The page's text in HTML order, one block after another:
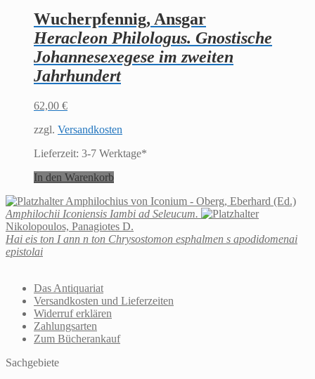
Wucherpfennig, Ansgar
Heracleon Philologus. Gnostische
Johannesexegese im zweiten
Jahrhundert
62,00 €
zzgl. Versandkosten
Lieferzeit: 3-7 Werktage*
In den Warenkorb
Amphilochius von Iconium - Oberg, Eberhard (Ed.)
Amphilochii Iconiensis Iambi ad Seleucum.
Nikolopoulos, Panagiotes D.
Hai eis ton I ann n ton Chrysostomon esphalmen s apodidomenai
epistolai
Das Antiquariat
Versandkosten und Lieferzeiten
Widerruf erklären
Zahlungsarten
Zum Bücherankauf
Sachgebiete